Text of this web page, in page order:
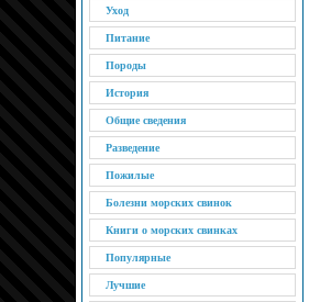
Уход
Питание
Породы
История
Общие сведения
Разведение
Пожилые
Болезни морских свинок
Книги о морских свинках
Популярные
Лучшие